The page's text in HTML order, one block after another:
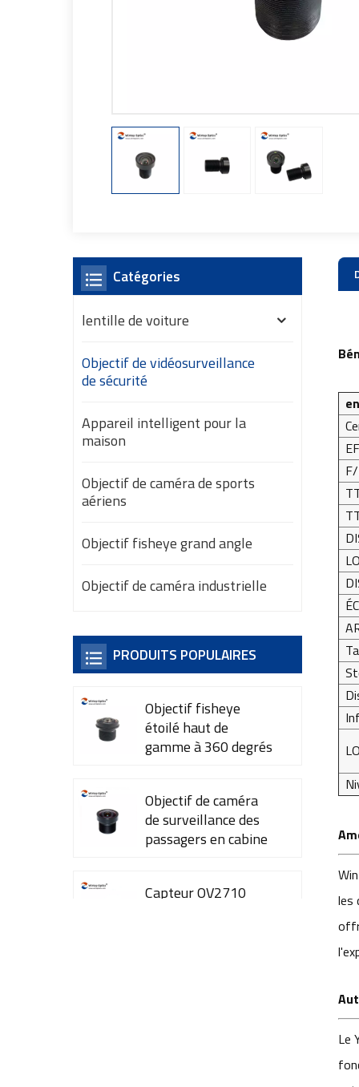
les
Le
Catégories
lentille de voiture
Objectif de vidéosurveillance
de sécurité
Appareil intelligent pour la
maison
Objectif de caméra de sports
aériens
Objectif fisheye grand angle
Objectif de caméra industrielle
PRODUITS POPULAIRES
Objectif fisheye
étoilé haut de
gamme à 360 degrés
Objectif de caméra
de surveillance des
passagers en cabine
Capteur OV2710